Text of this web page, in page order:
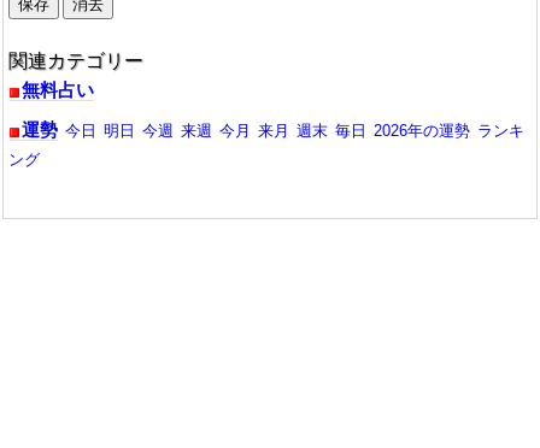
関連カテゴリー
無料占い
運勢 今日 明日 今週 来週 今月 来月 週末 毎日 2026年の運勢 ランキ
ング